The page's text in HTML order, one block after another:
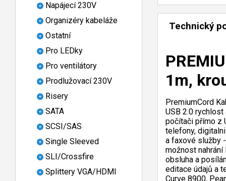
Napájecí 230V
Organizéry kabeláže
Ostatní
Pro LEDky
Pro ventilátory
Prodlužovací 230V
Risery
SATA
SCSI/SAS
Single Sleeved
SLI/Crossfire
Splittery VGA/HDMI
Technický
1m,
PremiumCord
USB 2.0
počítači přímo z
telefony,
a faxové služby -
možnost nahrání
obsluha a
editace údajů a
Curve 8900,